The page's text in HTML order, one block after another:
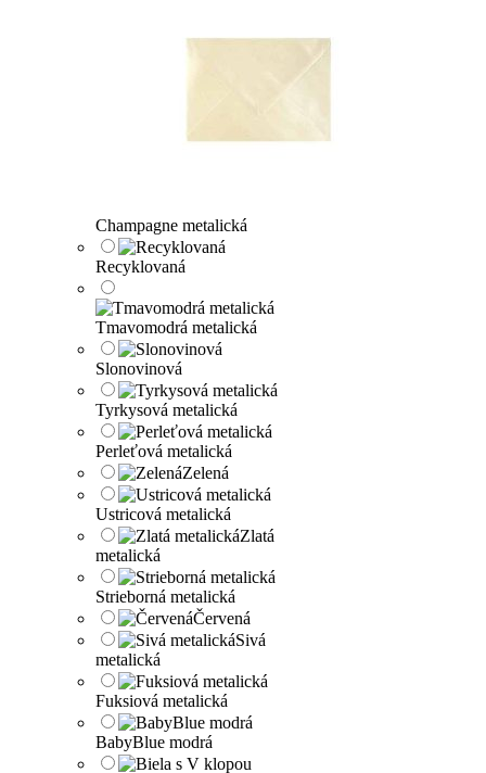
Champagne metalická
Recyklovaná
Tmavomodrá metalická
Slonovinová
Tyrkysová metalická
Perleťová metalická
Zelená
Ustricová metalická
Zlatá
metalická
Strieborná metalická
Červená
Sivá
metalická
Fuksiová metalická
BabyBlue modrá